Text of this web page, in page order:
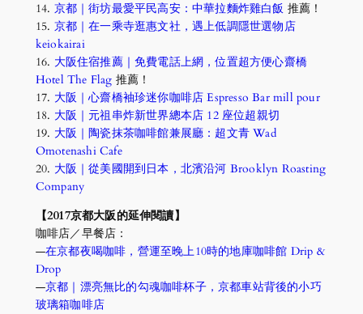
14. 京都｜街坊最愛平民高安：中華拉麵炸雞白飯 推薦！
15. 京都｜在一乘寺逛惠文社，遇上低調隱世選物店
keiokairai
16. 大阪住宿推薦｜免費電話上網，位置超方便心齋橋
Hotel The Flag 推薦！
17. 大阪｜心齋橋袖珍迷你咖啡店 Espresso Bar mill pour
18. 大阪｜元祖串炸新世界總本店 12 座位超親切
19. 大阪｜陶瓷抹茶咖啡館兼展廳：超文青 Wad
Omotenashi Cafe
20. 大阪｜從美國開到日本，北濱沿河 Brooklyn Roasting
Company
【2017京都大阪的延伸閱讀】
咖啡店／早餐店：
—在京都夜喝咖啡，營運至晚上10時的地庫咖啡館 Drip &
Drop
—京都｜漂亮無比的勾魂咖啡杯子，京都車站背後的小巧
玻璃箱咖啡店